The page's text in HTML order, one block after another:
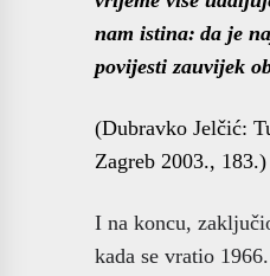
nam istina: da je
povijesti zauvijek
(Dubravko Jelčić:
Zagreb 2003., 183.)
I na koncu,
kada se vratio